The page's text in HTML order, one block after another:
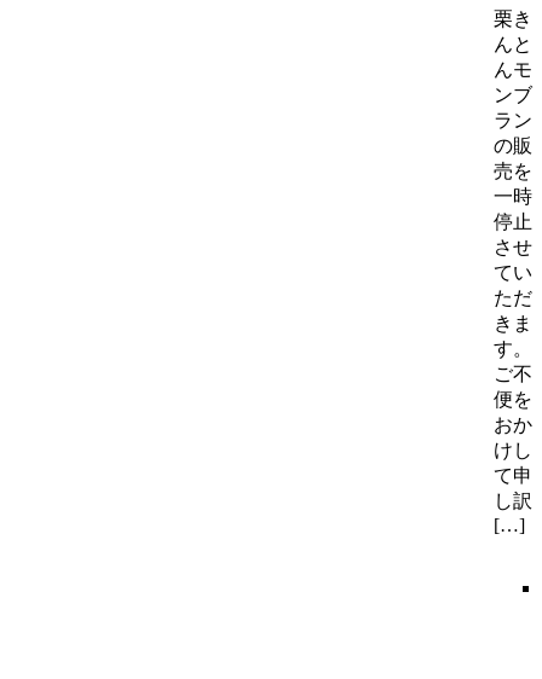
栗き
んと
んモ
ンブ
ラン
の販
売を
一時
停止
させ
てい
ただ
きま
す。
ご不
便を
おか
けし
て申
し訳
[…]